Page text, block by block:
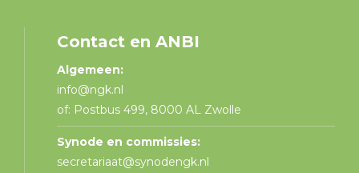
Contact en ANBI
Algemeen:
info@ngk.nl
of: Postbus 499, 8000 AL Zwolle
Synode en commissies:
secretariaat@synodengk.nl